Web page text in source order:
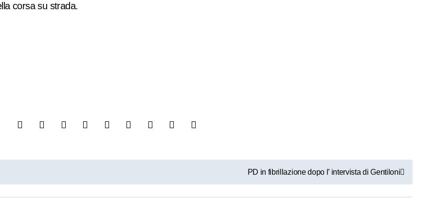
corsa su strada.
PD in fibrillazione dopo l’ intervista di Gentiloni